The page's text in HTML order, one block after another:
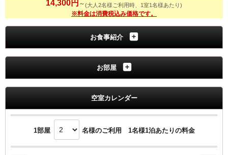
14,300円 ～(大人2名様ご利用時、1室1名様あたり)
※料金は消費税込み価格です。
お食事紹介
お部屋
空室カレンダー
1部屋 名様のご利用 1名様1泊あたりの料金